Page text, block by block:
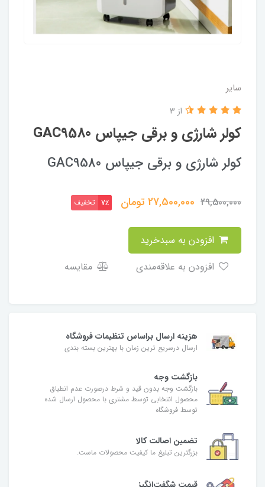
سایر
کولر شارژی و برقی جیپاس GAC9580
از 3
کولر شارژی و برقی جیپاس GAC9580
29,500,000
27,500,000تومان 7٪ تخفیف
مقایسه
هزینه ارسال براساس تنظیمات فروشگاه
ارسال درسریع ترین زمان با بهترین بسته بندی
بازگشت وجه
بازگشت وجه بدون قید و شرط درصورت عدم انطباق
محصول انتخابی توسط مشتری با محصول ارسال شده
توسط فروشگاه
تضمین اصالت کالا
بزرگترین تبلیغ ما کیفیت محصولات ماست.
قیمت شگفت‌انگیز